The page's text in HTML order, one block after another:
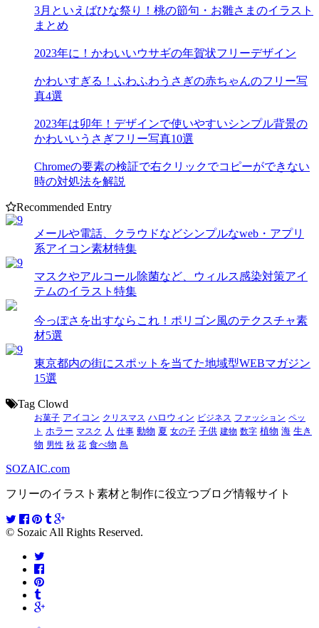
3月といえばひな祭り！桃の節句・お雛さまのイラスト
まとめ
2023年に！かわいいウサギの年賀状フリーデザイン
かわいすぎる！ふわふわうさぎの赤ちゃんのフリー写
真4選
2023年は卯年！デザインで使いやすいシンプル背景の
かわいいうさぎフリー写真10選
Chromeの要素の検証で右クリックでコピーができない
時の対処法を解説
Recommended Entry
メールや電話、クラウドなどシンプルなweb・アプリ
系アイコン素材特集
マスクやアルコール除菌など、ウィルス感染対策アイ
テムのイラスト特集
今っぽさを出すならこれ！ポリゴン風のテクスチャ素
材5選
東京都内の街にスポットを当てた地域型WEBマガジン
15選
Tag Clowd
お菓子 アイコン クリスマス ハロウィン ビジネス ファッション ペッ
ト ホラー マスク 人 仕事 動物 夏 女の子 子供 建物 数字 植物 海 生き
物 男性 秋 花 食べ物 鳥
SOZAIC.com
フリーのイラスト素材と制作に役立つブログ情報サイト
© Sozaic All Rights Reserved.